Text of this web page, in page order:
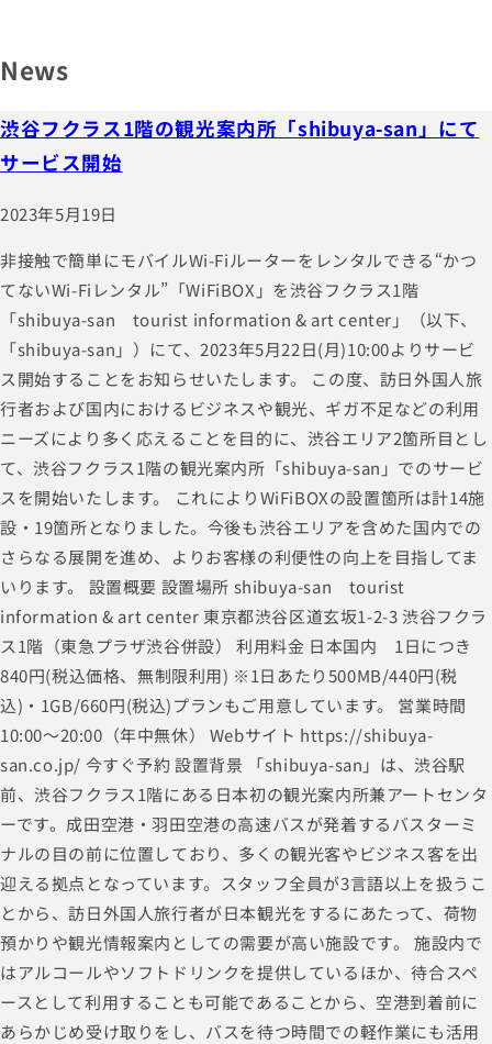
News
渋谷フクラス1階の観光案内所「shibuya-san」にて
サービス開始
2023年5月19日
非接触で簡単にモバイルWi-Fiルーターをレンタルできる“かつ
てないWi-Fiレンタル”「WiFiBOX」を渋谷フクラス1階
「shibuya-san tourist information & art center」（以下、
「shibuya-san」）にて、2023年5月22日(月)10:00よりサービ
ス開始することをお知らせいたします。 この度、訪日外国人旅
行者および国内におけるビジネスや観光、ギガ不足などの利用
ニーズにより多く応えることを目的に、渋谷エリア2箇所目とし
て、渋谷フクラス1階の観光案内所「shibuya-san」でのサービ
スを開始いたします。 これによりWiFiBOXの設置箇所は計14施
設・19箇所となりました。今後も渋谷エリアを含めた国内での
さらなる展開を進め、よりお客様の利便性の向上を目指してま
いります。 設置概要 設置場所 shibuya-san tourist
information & art center 東京都渋谷区道玄坂1-2-3 渋谷フクラ
ス1階（東急プラザ渋谷併設） 利用料金 日本国内 1日につき
840円(税込価格、無制限利用) ※1日あたり500MB/440円(税
込)・1GB/660円(税込)プランもご用意しています。 営業時間
10:00～20:00（年中無休） Webサイト https://shibuya-
san.co.jp/ 今すぐ予約 設置背景 「shibuya-san」は、渋谷駅
前、渋谷フクラス1階にある日本初の観光案内所兼アートセンタ
ーです。成田空港・羽田空港の高速バスが発着するバスターミ
ナルの目の前に位置しており、多くの観光客やビジネス客を出
迎える拠点となっています。スタッフ全員が3言語以上を扱うこ
とから、訪日外国人旅行者が日本観光をするにあたって、荷物
預かりや観光情報案内としての需要が高い施設です。 施設内で
はアルコールやソフトドリンクを提供しているほか、待合スペ
ースとして利用することも可能であることから、空港到着前に
あらかじめ受け取りをし、バスを待つ時間での軽作業にも活用